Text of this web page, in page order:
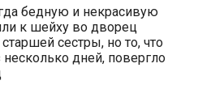
бедную и некрасивую
к шейху во дворец
сестры, но то, что
дней, повергло